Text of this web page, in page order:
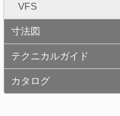
VFS
寸法図
テクニカルガイド
カタログ